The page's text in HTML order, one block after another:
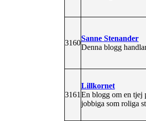
3160
Sanne Stenander
Denna blogg
3161
Lillkornet
En blogg om en tjej
jobbiga som roliga